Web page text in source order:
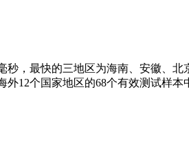
秒，最快的三地区为海南、安徽、
12个国家地区的68个有效测试样